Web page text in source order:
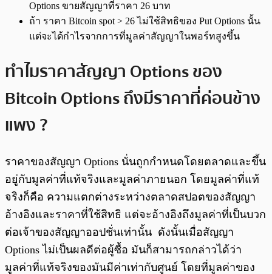
Options ขายสัญญาที่ราคา 26 บาท
ถ้า ราคา Bitcoin spot > 26 ไม่ใช้สิทธิของ Put Options นั้น
แต่จะได้กำไรจากการที่มูลค่าสัญญาในพอร์ทสูงขึ้น
ทำไมราคาสัญญา Options ของ
Bitcoin Options ถึงมีราคาที่ค่อนข้าง
แพง ?
ราคาของสัญญา Options นั่นถูกกำหนดโดยตลาดและขึ้น
อยู่กับมูลค่าที่แท้จริงและมูลค่าภายนอก โดยมูลค่าที่แท้
จริงก็คือ ความแตกต่างระหว่างตลาดสปอตของสัญญา
อ้างอิงและราคาที่ใช้สิทธิ แต่จะอ้างอิงถึงมูลค่าที่เป็นบวก
ต่อเจ้าของสัญญาออปชั่นเท่านั้น ดังนั้นเมื่อสัญญา
Options ไม่เป็นผลดีต่อผู้ซื้อ มันก็สามารถกล่าวได้ว่า
มูลค่าที่แท้จริงของมันมีค่าเท่ากับศูนย์ โดยที่มูลค่าของ